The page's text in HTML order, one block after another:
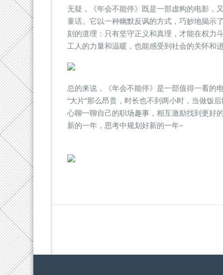
无疑，《年会不能停》既是一部虚构的电影，
童话。它以一种幽默反讽的方式，巧妙地揭示
刻的道理：只有坚守正义和真理，才能在权力
工人的力量和温暖，也能感受到社会的关怀和
总的来说，《年会不能停》是一部值得一看的
“大片”那么昂贵，时长也不到两小时，当做饭
心聊一聊自己的职场趣事，相互激励找到更好
新的一年，思考中规划好新的一年~